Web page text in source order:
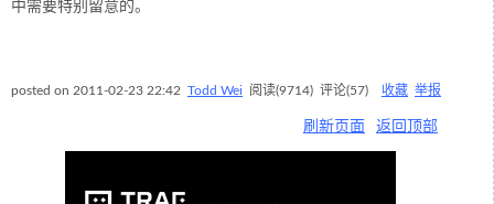
中需要特别留意的。
posted on 2011-02-23 22:42 Todd Wei 阅读(9714) 评论(57) 收藏 举报
刷新页面 返回顶部